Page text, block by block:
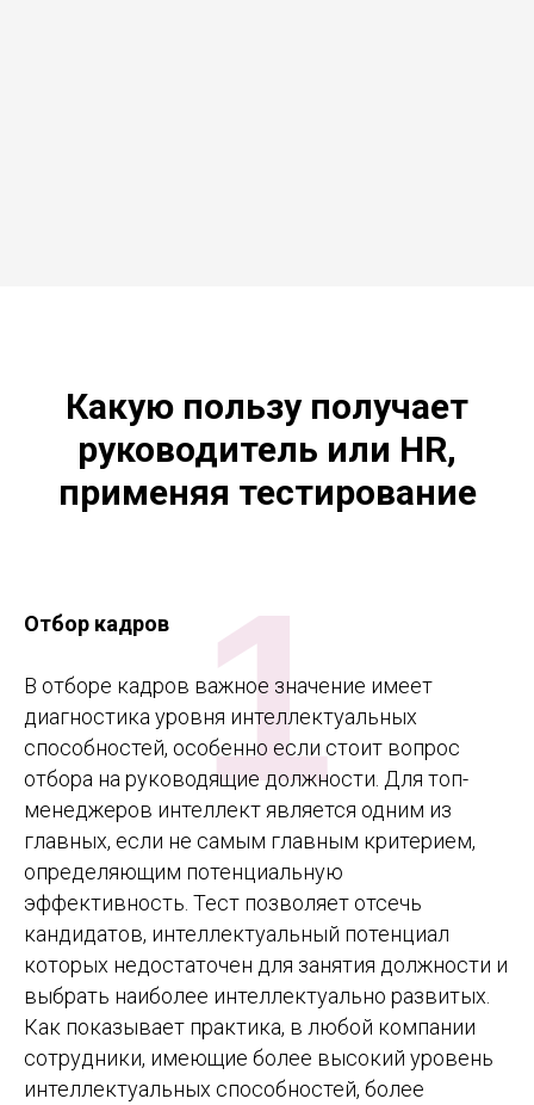
Какую пользу получает
руководитель или HR,
применяя тестирование
Отбор кадров
В отборе кадров важное значение имеет
диагностика уровня интеллектуальных
способностей, особенно если стоит вопрос
отбора на руководящие должности. Для топ-
менеджеров интеллект является одним из
главных, если не самым главным критерием,
определяющим потенциальную
эффективность. Тест позволяет отсечь
кандидатов, интеллектуальный потенциал
которых недостаточен для занятия должности и
выбрать наиболее интеллектуально развитых.
Как показывает практика, в любой компании
сотрудники, имеющие более высокий уровень
интеллектуальных способностей, более
1